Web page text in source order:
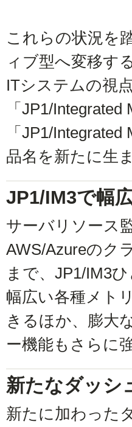
これらの状況を
ィブ型へ変移す
ITシステムの視
「JP1/
「JP1/
品名を新たに生
JP1/IM3で幅
サーバリソース
AWS/Azureのク
まで、JP1/IM3
幅広い各種メト
きるほか、膨大
ー機能もさらに
新たなダッシ
新たに加わった